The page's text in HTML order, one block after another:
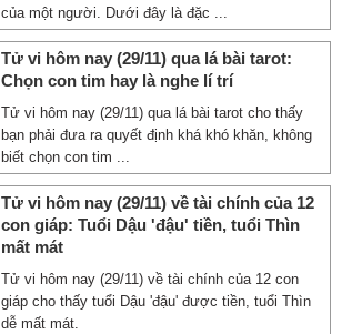
của một người. Dưới đây là đặc ...
Tử vi hôm nay (29/11) qua lá bài tarot:
Chọn con tim hay là nghe lí trí
Tử vi hôm nay (29/11) qua lá bài tarot cho thấy
bạn phải đưa ra quyết định khá khó khăn, không
biết chọn con tim ...
Tử vi hôm nay (29/11) về tài chính của 12
con giáp: Tuổi Dậu 'đậu' tiền, tuổi Thìn
mất mát
Tử vi hôm nay (29/11) về tài chính của 12 con
giáp cho thấy tuổi Dậu 'đậu' được tiền, tuổi Thìn
dễ mất mát.